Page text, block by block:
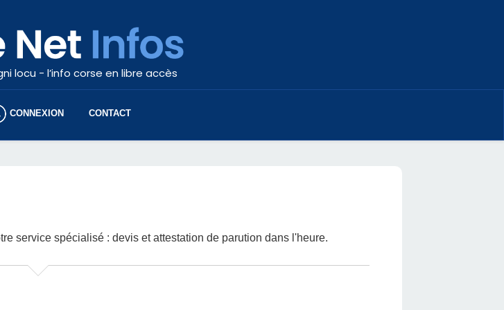
locu - l’info corse en libre accès
CONNEXION CONTACT
service spécialisé : devis et attestation de parution dans l'heure.